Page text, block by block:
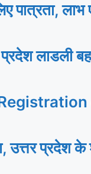
लाभ एवं
लाडली
प्रदेश के